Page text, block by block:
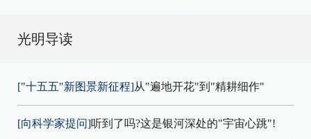
光明导读
["十五五"新图景新征程]从"遍地开花"到"精耕细作"
[向科学家提问]听到了吗?这是银河深处的"宇宙心跳"!